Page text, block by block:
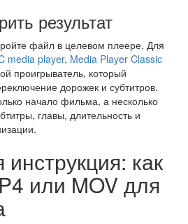
результат
файл в целевом плеере. Для
media player, Media Player Classic
проигрыватель, который
дорожек и субтитров.
начало фильма, а несколько
главы, длительность и
как
или MOV для